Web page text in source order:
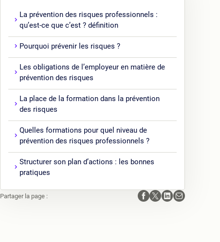
La prévention des risques professionnels :
qu’est-ce que c’est ? définition
Pourquoi prévenir les risques ?
Les obligations de l’employeur en matière de
prévention des risques
La place de la formation dans la prévention
des risques
Quelles formations pour quel niveau de
prévention des risques professionnels ?
Structurer son plan d’actions : les bonnes
pratiques
Partager la page :